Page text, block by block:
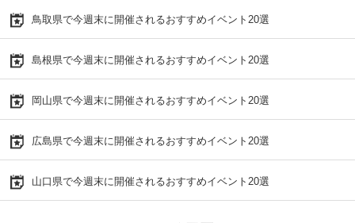
鳥取県で今週末に開催されるおすすめイベント20選
島根県で今週末に開催されるおすすめイベント20選
岡山県で今週末に開催されるおすすめイベント20選
広島県で今週末に開催されるおすすめイベント20選
山口県で今週末に開催されるおすすめイベント20選